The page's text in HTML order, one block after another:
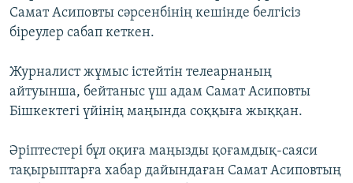
to
Search
ӘЛЕМ
Русский
Самат Асиповты сәрсенбінің кешінде белгісіз
біреулер сабап кеткен.
Журналист жұмыс істейтін телеарнаның
айтуынша, бейтаныс үш адам Самат Асиповты
Бішкектегі үйінің маңында соққыға жыққан.
Әріптестері бұл оқиға маңызды қоғамдық-саяси
тақырыптарға хабар дайындаған Самат Асиповтың